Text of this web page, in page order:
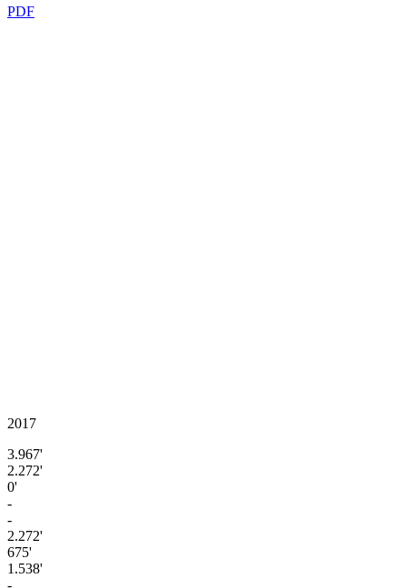
PDF
2017
3.967'
2.272'
0'
-
-
2.272'
675'
1.538'
-